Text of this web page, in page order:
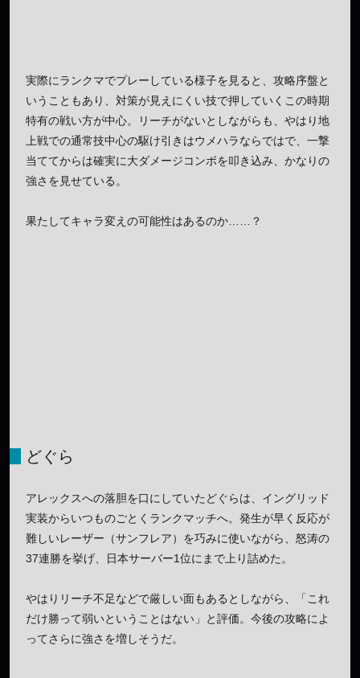
実際にランクマでプレーしている様子を見ると、攻略序盤と
いうこともあり、対策が見えにくい技で押していくこの時期
特有の戦い方が中心。リーチがないとしながらも、やはり地
上戦での通常技中心の駆け引きはウメハラならではで、一撃
当ててからは確実に大ダメージコンボを叩き込み、かなりの
強さを見せている。
果たしてキャラ変えの可能性はあるのか……？
どぐら
アレックスへの落胆を口にしていたどぐらは、イングリッド
実装からいつものごとくランクマッチへ。発生が早く反応が
難しいレーザー（サンフレア）を巧みに使いながら、怒涛の
37連勝を挙げ、日本サーバー1位にまで上り詰めた。
やはりリーチ不足などで厳しい面もあるとしながら、「これ
だけ勝って弱いということはない」と評価。今後の攻略によ
ってさらに強さを増しそうだ。